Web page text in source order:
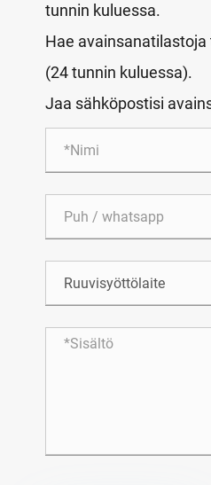
tunnin kuluessa.
Hae
(24 tunnin kuluessa).
Jaa sähköpostisi